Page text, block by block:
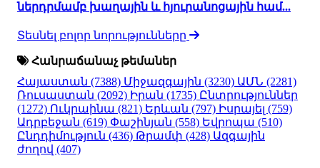
ներդրմամբ խաղային և հյուրանոցային համ...
Տեսնել բոլոր նորությունները
Հանրաճանաչ թեմաներ
Հայաստան (7388) Միջազգային (3230) ԱՄՆ (2281)
Ռուսաստան (2092) Իրան (1735) Ընտրություններ
(1272) Ուկրաինա (821) Երևան (797) Իսրայել (759)
Ադրբեջան (619) Փաշինյան (558) Եվրոպա (510)
Ընդդիմություն (436) Թրամփ (428) Ազգային
ժողով (407)